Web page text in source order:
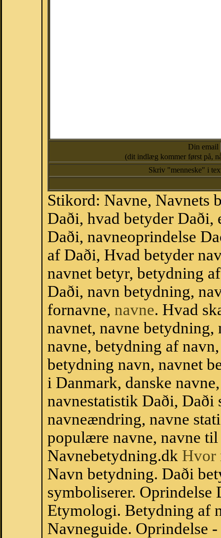
Din email
(dit indlæg kommer først på,
Skriv "menneske" i
Stikord: Navne, Navnets
Daði, hvad betyder Daði,
Daði, navneoprindelse
af Daði, Hvad betyder
navnet betyr, betydning
Daði, navn betydning,
fornavne, navne. Hvad
navnet, navne
navne, betydning af
betydning navn, navnet
i Danmark, danske
navnestatistik Daði, Daði
navneændring, navne
populære navne, navne
Navnebetydning.dk Hvor
Navn betydning. Daði
symboliserer. Oprindelse
Etymologi. Betydning af
Navneguide. Oprindelse